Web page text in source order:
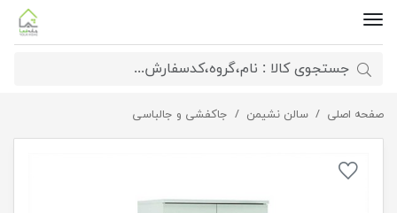
صفحه اصلی سالن نشیمن جاکفشی و جالباسی جاکفشی کمجا آپارتمانی